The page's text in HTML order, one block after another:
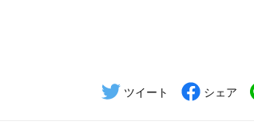
ツイート シェア